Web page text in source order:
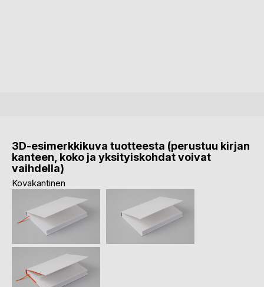
3D-esimerkkikuva tuotteesta (perustuu kirjan
kanteen, koko ja yksityiskohdat voivat
vaihdella)
Kovakantinen